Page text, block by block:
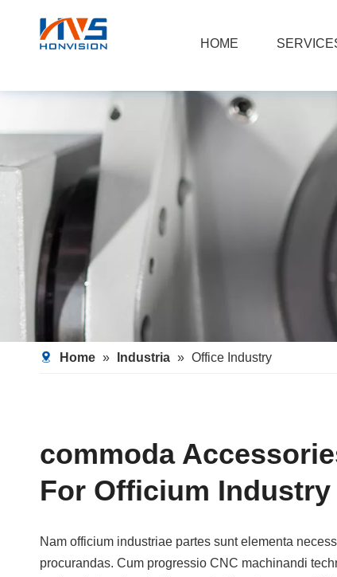
HOME
Home » Industria » Office Industry
commoda
For Officium Industry
Nam officium industriae partes sunt elementa
procurandas. Cum progressio CNC machinandi